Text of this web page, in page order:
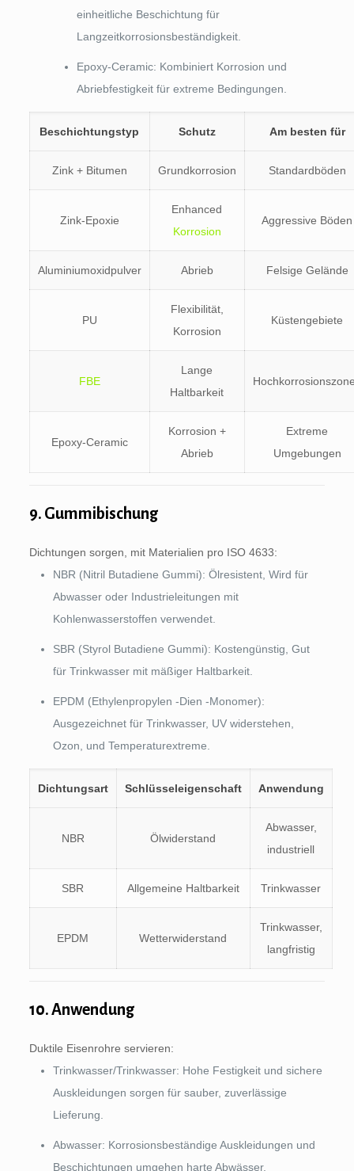
einheitliche Beschichtung für
Langzeitkorrosionsbeständigkeit.
Epoxy-Ceramic: Kombiniert Korrosion und
Abriebfestigkeit für extreme Bedingungen.
Beschichtungstyp Schutz Am besten für
Zink + Bitumen Grundkorrosion Standardböden
Zink-Epoxie
Enhanced
Korrosion
Aggressive Böden
Aluminiumoxidpulver Abrieb Felsige Gelände
PU
Flexibilität,
Korrosion
Küstengebiete
FBE
Lange
Haltbarkeit
Epoxy-Ceramic
Korrosion +
Abrieb
Extreme
Umgebungen
9. Gummibischung
Dichtungen sorgen, mit Materialien pro ISO 4633:
NBR (Nitril Butadiene Gummi): Ölresistent, Wird für
Abwasser oder Industrieleitungen mit
Kohlenwasserstoffen verwendet.
SBR (Styrol Butadiene Gummi): Kostengünstig, Gut
für Trinkwasser mit mäßiger Haltbarkeit.
EPDM (Ethylenpropylen -Dien -Monomer):
Ausgezeichnet für Trinkwasser, UV widerstehen,
Ozon, und Temperaturextreme.
Dichtungsart Schlüsseleigenschaft Anwendung
NBR Ölwiderstand
Abwasser,
industriell
SBR Allgemeine Haltbarkeit Trinkwasser
EPDM Wetterwiderstand
Trinkwasser,
langfristig
10. Anwendung
Duktile Eisenrohre servieren:
Trinkwasser/Trinkwasser: Hohe Festigkeit und sichere
Auskleidungen sorgen für sauber, zuverlässige
Lieferung.
Abwasser: Korrosionsbeständige Auskleidungen und
Beschichtungen umgehen harte Abwässer.